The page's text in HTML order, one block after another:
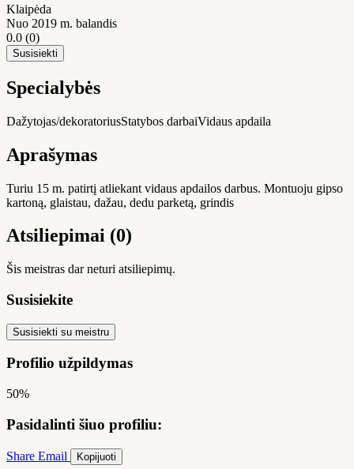
Klaipėda
Nuo 2019 m. balandis
0.0 (0)
Susisiekti
Specialybės
Dažytojas/dekoratoriusStatybos darbaiVidaus apdaila
Aprašymas
Turiu 15 m. patirtį atliekant vidaus apdailos darbus. Montuoju gipso
kartoną, glaistau, dažau, dedu parketą, grindis
Atsiliepimai (0)
Šis meistras dar neturi atsiliepimų.
Susisiekite
Susisiekti su meistru
Profilio užpildymas
50%
Pasidalinti šiuo profiliu:
Share Email Kopijuoti